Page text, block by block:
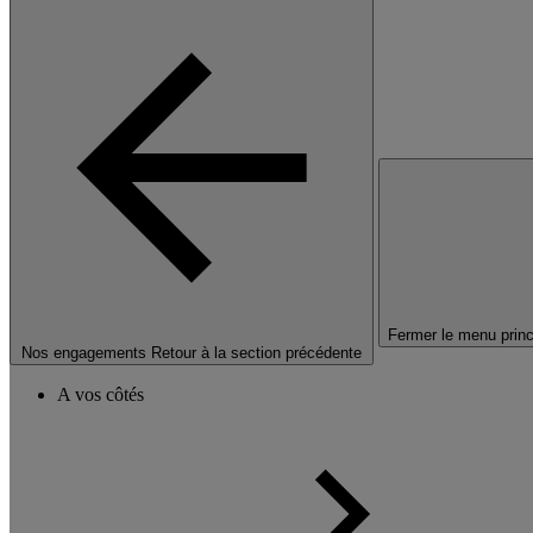
Nos engagements Retour à la section précédente
Fermer le menu
A vos côtés